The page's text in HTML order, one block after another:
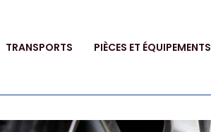
TRANSPORTS PIÈCES ET ÉQUIPEMENTS